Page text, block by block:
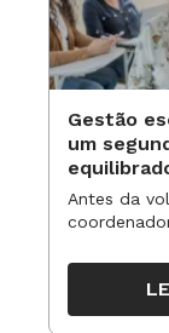
Gestão
um
Antes da
organizar
trabalho
período